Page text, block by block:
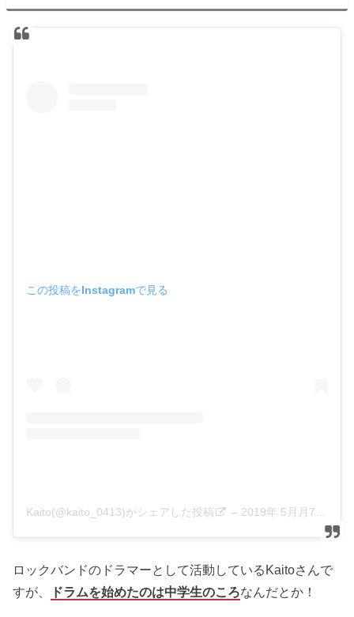
この投稿をInstagramで見る
Kaito(@kaito_0413)がシェアした投稿 – 2019年 5月月7日午前7時23分PDT
ロックバンドのドラマーとして活動しているKaitoさんで
すが、
ドラムを始めたのは中学生のころなんだとか！